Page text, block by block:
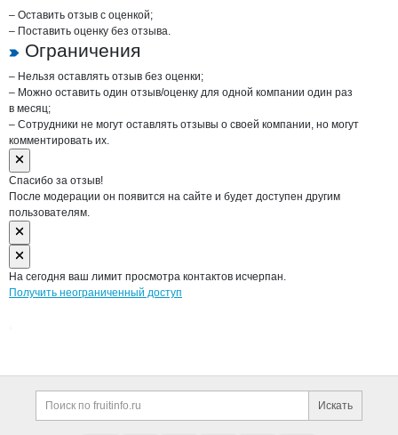
– Оставить отзыв с оценкой;
– Поставить оценку без отзыва.
Ограничения
– Нельзя оставлять отзыв без оценки;
– Можно оставить один отзыв/оценку для одной компании один раз
в месяц;
– Сотрудники не могут оставлять отзывы о своей компании, но могут
комментировать их.
Спасибо за отзыв!
После модерации он появится на сайте и будет доступен другим
пользователям.
На сегодня ваш лимит просмотра контактов исчерпан.
Получить неограниченный доступ
Дополнительная информация
Поиск по сайту и
Искать